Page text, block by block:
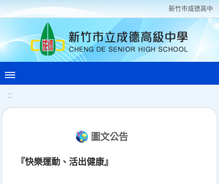
新竹巿成德高中
:::
圖文公告
『快樂運動、活出健康』